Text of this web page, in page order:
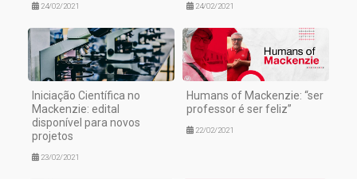
24/02/2021 24/02/2021
Iniciação Científica no
Mackenzie: edital
disponível para novos
projetos
23/02/2021
Humans of Mackenzie: “ser
professor é ser feliz”
22/02/2021